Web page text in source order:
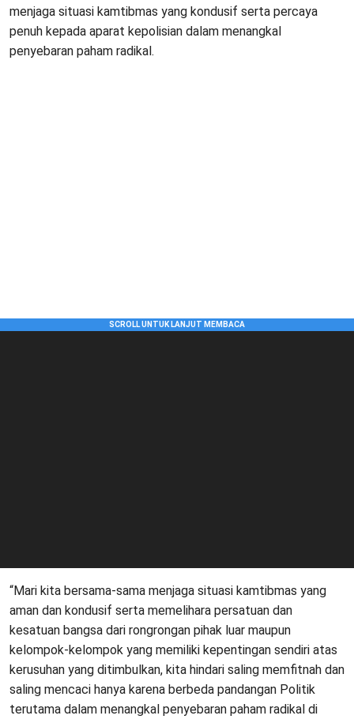
menjaga situasi kamtibmas yang kondusif serta percaya
penuh kepada aparat kepolisian dalam menangkal
penyebaran paham radikal.
“Mari kita bersama-sama menjaga situasi kamtibmas yang
aman dan kondusif serta memelihara persatuan dan
kesatuan bangsa dari rongrongan pihak luar maupun
kelompok-kelompok yang memiliki kepentingan sendiri atas
kerusuhan yang ditimbulkan, kita hindari saling memfitnah dan
saling mencaci hanya karena berbeda pandangan Politik
terutama dalam menangkal penyebaran paham radikal di